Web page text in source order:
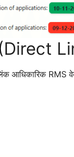
(Direct
आधिकारिक RMS